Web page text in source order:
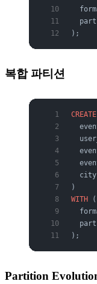
);
복합 파티션
CREATE
)
WITH (
);
Partition